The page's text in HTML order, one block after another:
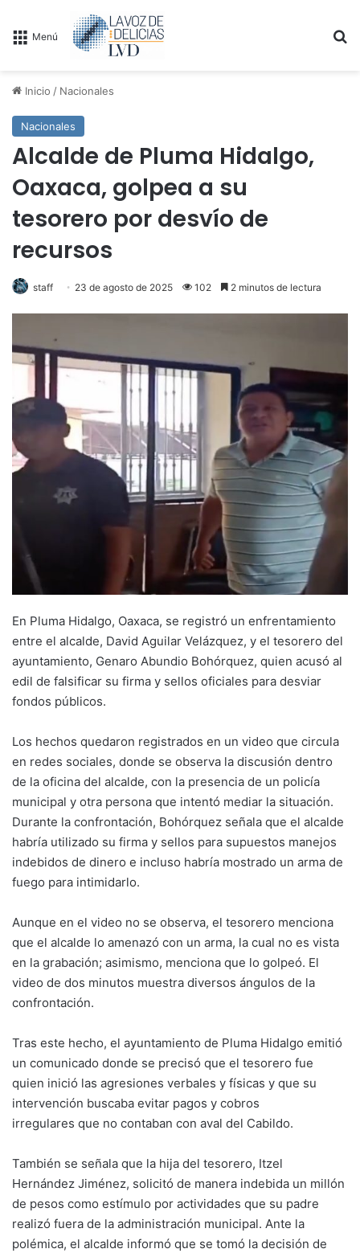
Menú
Inicio / Nacionales
Nacionales
Alcalde de Pluma Hidalgo,
Oaxaca, golpea a su
tesorero por desvío de
recursos
staff 23 de agosto de 2025 102 2 minutos de lectura
En Pluma Hidalgo, Oaxaca, se registró un enfrentamiento
entre el alcalde, David Aguilar Velázquez, y el tesorero del
ayuntamiento, Genaro Abundio Bohórquez, quien acusó al
edil de falsificar su firma y sellos oficiales para desviar
fondos públicos.
Los hechos quedaron registrados en un video que circula
en redes sociales, donde se observa la discusión dentro
de la oficina del alcalde, con la presencia de un policía
municipal y otra persona que intentó mediar la situación.
Durante la confrontación, Bohórquez señala que el alcalde
habría utilizado su firma y sellos para supuestos manejos
indebidos de dinero e incluso habría mostrado un arma de
fuego para intimidarlo.
Aunque en el video no se observa, el tesorero menciona
que el alcalde lo amenazó con un arma, la cual no es vista
en la grabación; asimismo, menciona que lo golpeó. El
video de dos minutos muestra diversos ángulos de la
confrontación.
Tras este hecho, el ayuntamiento de Pluma Hidalgo emitió
un comunicado donde se precisó que el tesorero fue
quien inició las agresiones verbales y físicas y que su
intervención buscaba evitar pagos y cobros
irregulares que no contaban con aval del Cabildo.
También se señala que la hija del tesorero, Itzel
Hernández Jiménez, solicitó de manera indebida un millón
de pesos como estímulo por actividades que su padre
realizó fuera de la administración municipal. Ante la
polémica, el alcalde informó que se tomó la decisión de